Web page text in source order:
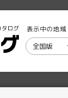
表示中の地域
全国版